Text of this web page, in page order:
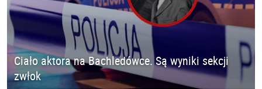
Ciało aktora na Bachledówce. Są wyniki sekcji
zwłok